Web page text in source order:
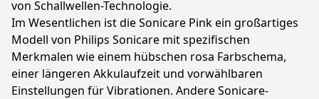
von Schallwellen-Technologie.
Im Wesentlichen ist die Sonicare Pink ein großartiges
Modell von Philips Sonicare mit spezifischen
Merkmalen wie einem hübschen rosa Farbschema,
einer längeren Akkulaufzeit und vorwählbaren
Einstellungen für Vibrationen. Andere Sonicare-